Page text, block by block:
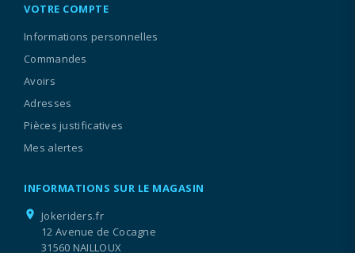
VOTRE COMPTE
Informations personnelles
Commandes
Avoirs
Adresses
Pièces justificatives
Mes alertes
INFORMATIONS SUR LE MAGASIN
location_on
Jokeriders.fr
12 Avenue de Cocagne
31560 NAILLOUX